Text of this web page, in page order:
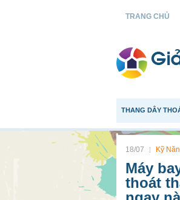
TRANG CHỦ
THANG DÂY
18/07 Kỹ
Máy
thoát